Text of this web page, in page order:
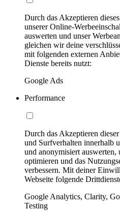
Durch das Akzeptieren
unserer Online-
auswerten und unser
gleichen wir deine
mit folgenden externen
Dienste bereits nutzt:
Google Ads
Performance
Durch das Akzeptieren
und Surfverhalten innerhalb
und anonymisiert auswerten,
optimieren und das
verbessern. Mit deiner
Webseite folgende
Google Analytics, Clarity,
Testing